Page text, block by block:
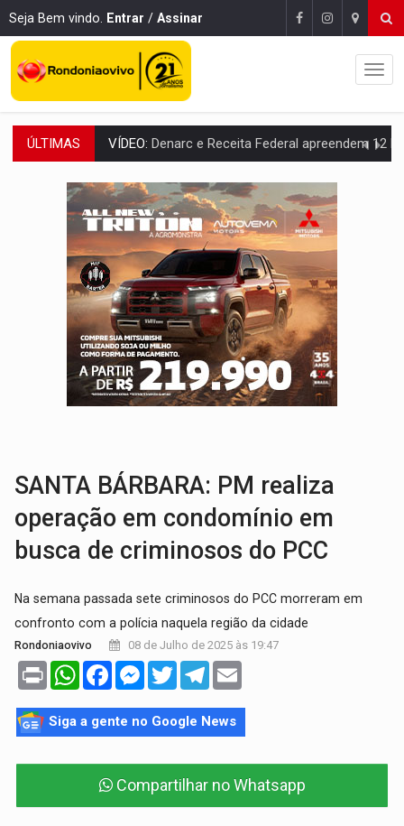
Seja Bem vindo. Entrar / Assinar
ÚLTIMAS OPERAÇÃO DA PC:Membros do CV são presos com armas e drogas após
ENTRADA GRATUITA:Espetáculo As Marias Somos Nós será
VÍDEO:Três são presos após furto de motocicleta em frente
CELEBRAÇÃO:Cerejeiras completa 43 anos de emancipação com
SAÚDE:Anvisa desmente boato sobre presença de plástico ou
VÍDEO:Pitbulls fogem de residência e atacam casal de idosos
AÇÃO CONJUNTA: Forças policiais apreendem cerca de 1kg de
PF ESTÁ APURANDO:Flávio Bolsonaro escolhe Alfredo Gaspar como vice, alvo de
VÍDEO:
SANTA BÁRBARA: PM realiza
operação em condomínio em
busca de criminosos do PCC
Na semana passada sete criminosos do PCC morreram em
confronto com a polícia naquela região da cidade
Rondoniaovivo 08 de Julho de 2025 às 19:47
Print WhatsAppFacebookMessenger
TwitterTelegram
Siga a gente no Google News
Compartilhar no Whatsapp